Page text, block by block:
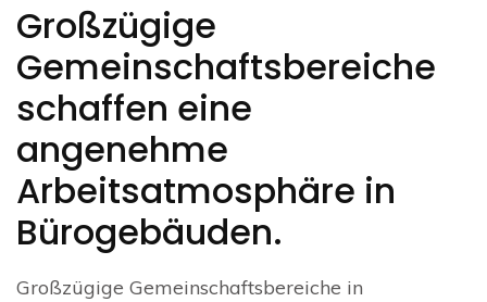
Großzügige
Gemeinschaftsbereiche
schaffen eine
angenehme
Arbeitsatmosphäre in
Bürogebäuden.
Großzügige Gemeinschaftsbereiche in